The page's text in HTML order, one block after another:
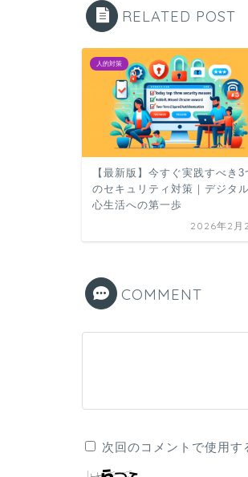
RELATED POST
人的対策
【最新版】今すぐ実践すべき3
のセキュリティ対策｜デジタ
心生活への第一歩
2026年2月
COMMENT
次回のコメントで使用す